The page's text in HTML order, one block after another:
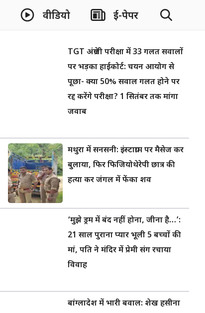
वीडियो ई-पेपर
TGT अंग्रेजी परीक्षा में 33 गलत सवालों
पर भड़का हाईकोर्ट: चयन आयोग से
पूछा- क्या 50% सवाल गलत होने पर
रद्द करेंगे परीक्षा? 1 सितंबर तक मांगा
जवाब
मथुरा में सनसनी: इंस्टाग्राम पर मैसेज कर
बुलाया, फिर फिजियोथेरेपी छात्र की
हत्या कर जंगल में फेंका शव
‘मुझे ड्रम में बंद नहीं होना, जीना है…’:
21 साल पुराना प्यार भूली 5 बच्चों की
मां, पति ने मंदिर में प्रेमी संग रचाया
विवाह
बांग्लादेश में भारी बवाल: शेख हसीना